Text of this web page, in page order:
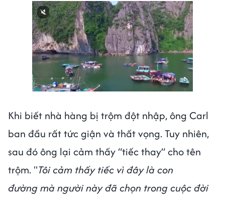
Next video in 1 Cancel
Khi biết nhà hàng bị trộm đột nhập, ông Carl
ban đầu rất tức giận và thất vọng. Tuy nhiên,
sau đó ông lại cảm thấy “tiếc thay” cho tên
trộm. "Tôi cảm thấy tiếc vì đây là con
đường mà người này đã chọn trong cuộc đời